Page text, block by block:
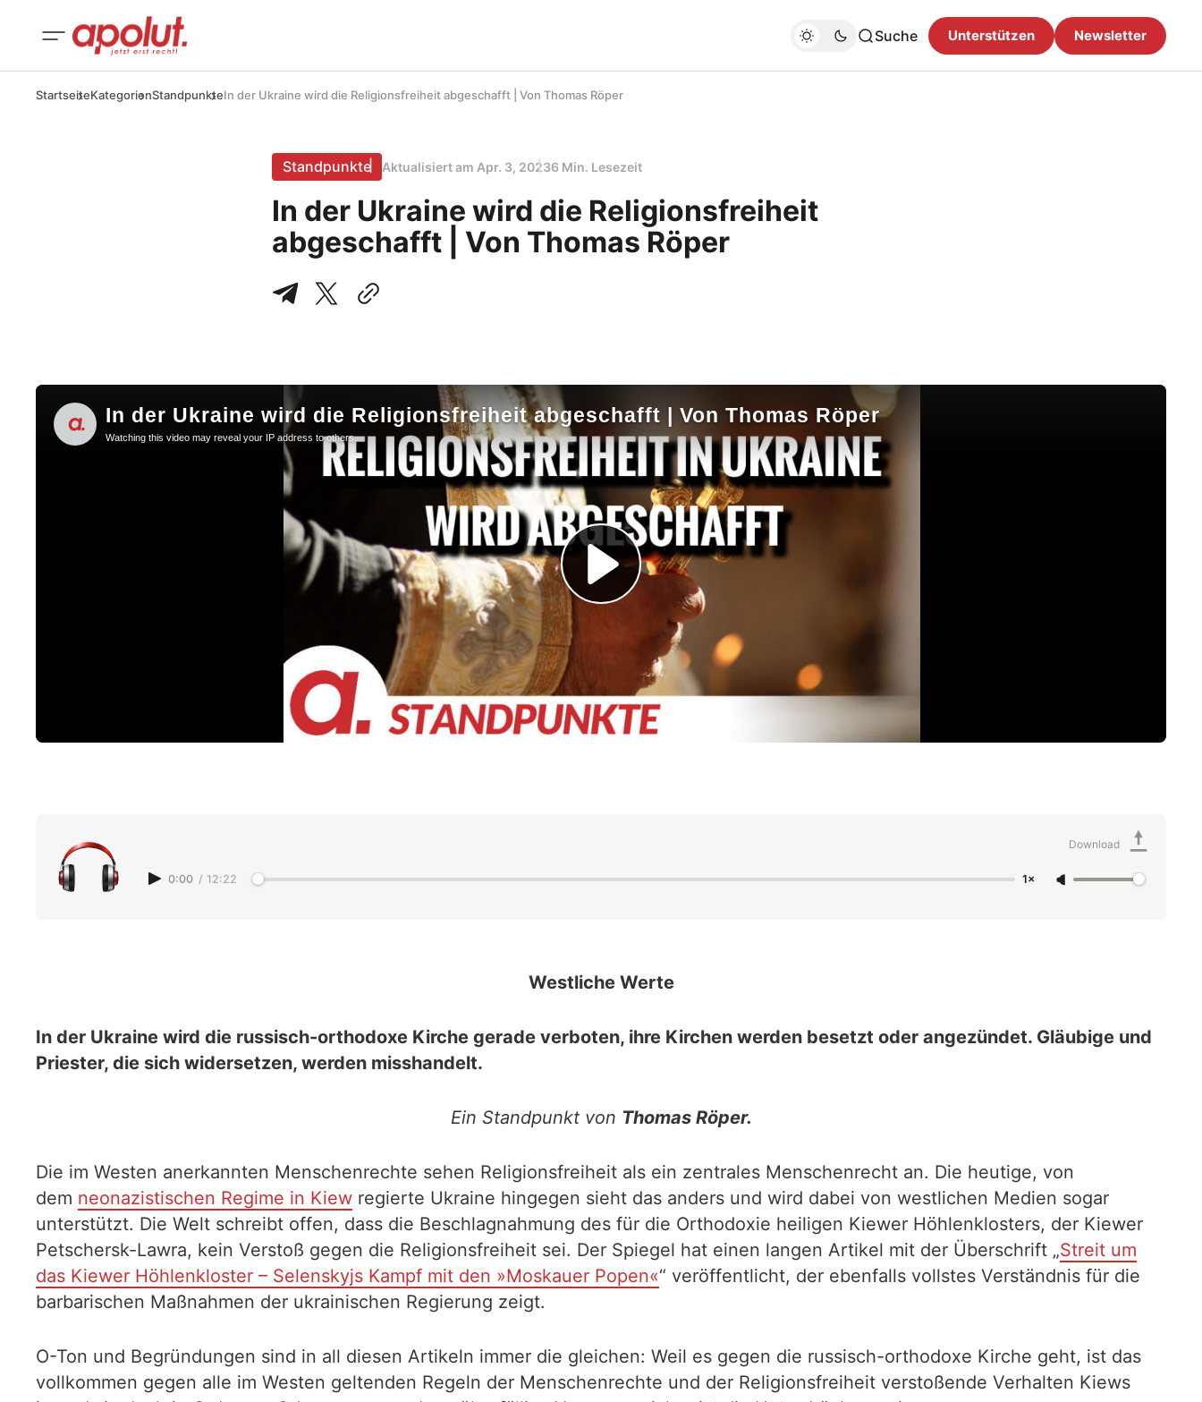
Suche Unterstützen Newsletter
StartseiteKategorienStandpunkteIn der Ukraine wird die Religionsfreiheit abgeschafft | Von Thomas Röper
Standpunkte Aktualisiert am Apr. 3, 20236 Min. Lesezeit
In der Ukraine wird die Religionsfreiheit
abgeschafft | Von Thomas Röper
0:00 / 12:22 1×
Download
Westliche Werte
In der Ukraine wird die russisch-orthodoxe Kirche gerade verboten, ihre Kirchen werden besetzt oder angezündet. Gläubige und
Priester, die sich widersetzen, werden misshandelt.
Ein Standpunkt von Thomas Röper.
Die im Westen anerkannten Menschenrechte sehen Religionsfreiheit als ein zentrales Menschenrecht an. Die heutige, von
dem neonazistischen Regime in Kiew regierte Ukraine hingegen sieht das anders und wird dabei von westlichen Medien sogar
unterstützt. Die Welt schreibt offen, dass die Beschlagnahmung des für die Orthodoxie heiligen Kiewer Höhlenklosters, der Kiewer
Petschersk-Lawra, kein Verstoß gegen die Religionsfreiheit sei. Der Spiegel hat einen langen Artikel mit der Überschrift „Streit um
das Kiewer Höhlenkloster – Selenskyjs Kampf mit den »Moskauer Popen«“ veröffentlicht, der ebenfalls vollstes Verständnis für die
barbarischen Maßnahmen der ukrainischen Regierung zeigt.
O-Ton und Begründungen sind in all diesen Artikeln immer die gleichen: Weil es gegen die russisch-orthodoxe Kirche geht, ist das
vollkommen gegen alle im Westen geltenden Regeln der Menschenrechte und der Religionsfreiheit verstoßende Verhalten Kiews